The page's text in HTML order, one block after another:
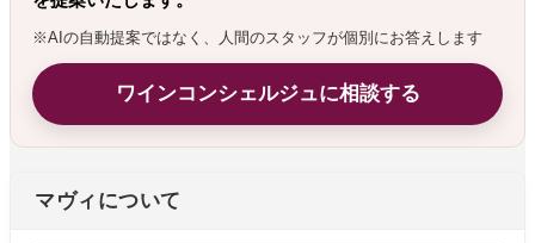
※AIの自動提案ではなく、人間のスタッフが個別にお答えします
ワインコンシェルジュに相談する
マヴィについて